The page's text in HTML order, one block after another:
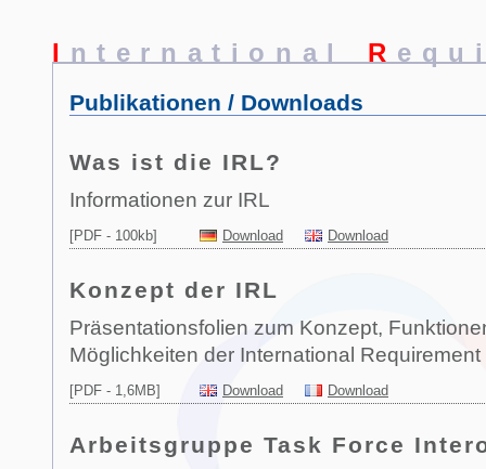
I nternational R
Publikationen / Downloads
Was ist die IRL?
Informationen zur IRL
[PDF - 100kb] Download Download
Konzept der IRL
Präsentationsfolien zum Konzept,
Möglichkeiten der International Requirement
[PDF - 1,6MB] Download Download
Arbeitsgruppe Task Force